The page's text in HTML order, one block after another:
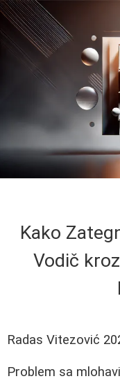
Kako
Vodič
Radas Vitezović
Problem sa